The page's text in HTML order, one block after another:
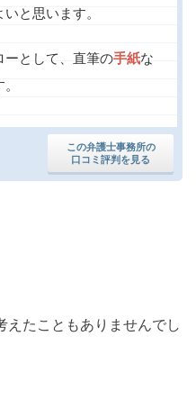
この弁護士事務所の
口コミ評判を見る
と思います。
として、直筆の手紙な
えたこともありませんでし